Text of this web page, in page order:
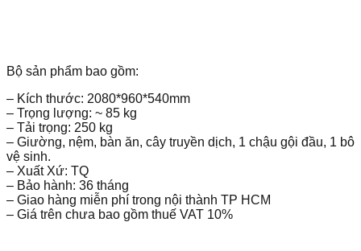
Bộ sản phẩm bao gồm:
– Kích thước: 2080*960*540mm
– Trọng lượng: ~ 85 kg
– Tải trọng: 250 kg
– Giường, nệm, bàn ăn, cây truyền dịch, 1 chậu gội đầu, 1 bô
vệ sinh.
– Xuất Xứ: TQ
– Bảo hành: 36 tháng
– Giao hàng miễn phí trong nội thành TP HCM
– Giá trên chưa bao gồm thuế VAT 10%